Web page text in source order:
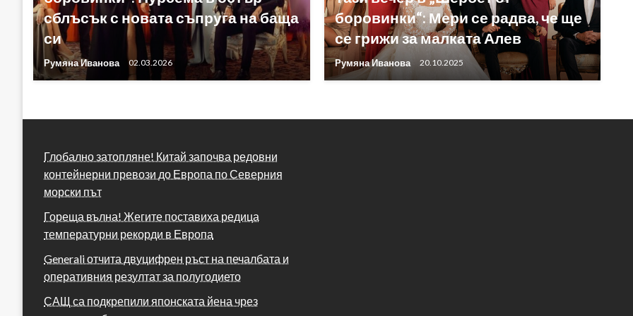
сблъсък с новата съпруга на баща
си
Румяна Иванова 02.03.2026
боровинки“: Мери се радва, че ще
се грижи за малката Алев
Румяна Иванова 20.10.2025
Глобално затопляне! Китай започва редовни
контейнерни превози до Европа по Северния
морски път
Гореща вълна! Жегите поставиха редица
температурни рекорди в Европа
Generali отчита двуцифрен ръст на печалбата и
оперативния резултат за полугодието
САЩ са подкрепили японската йена чрез